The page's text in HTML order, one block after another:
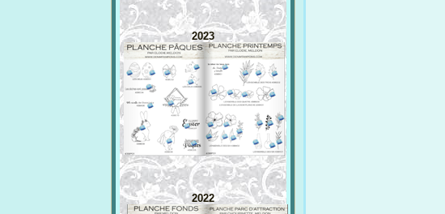
2023
2022